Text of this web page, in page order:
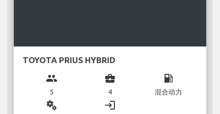
TOYOTA PRIUS HYBRID
group
5
business_center
4
local_gas_station
混合动力
miscellaneous_services login